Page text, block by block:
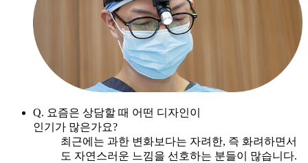
Q. 요즘은 상담할 때 어떤 디자인이
인기가 많은가요?
최근에는 과한 변화보다는 자려한, 즉 화려하면서
도 자연스러운 느낌을 선호하는 분들이 많습니다.